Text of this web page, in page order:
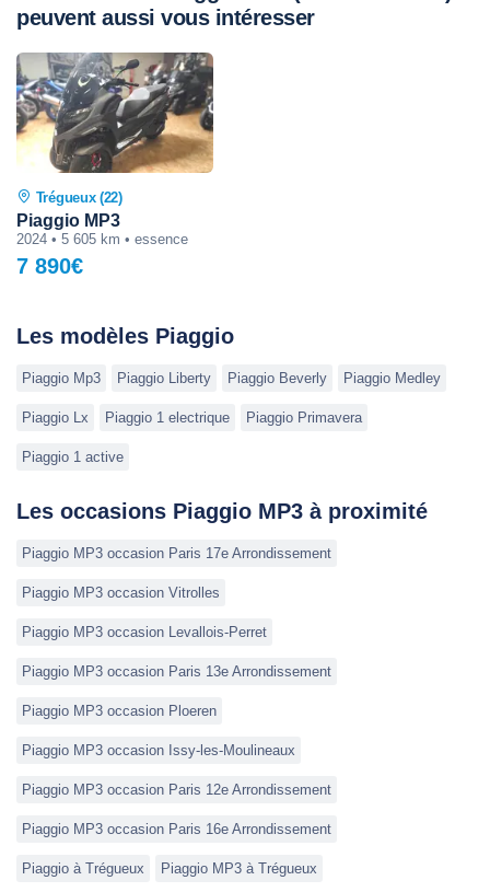
peuvent aussi vous intéresser
Trégueux (22)
Piaggio MP3
2024 • 5 605 km • essence
7 890€
Les modèles Piaggio
Piaggio Mp3 Piaggio Liberty Piaggio Beverly Piaggio Medley
Piaggio Lx Piaggio 1 electrique Piaggio Primavera
Piaggio 1 active
Les occasions Piaggio MP3 à proximité
Piaggio MP3 occasion Paris 17e Arrondissement
Piaggio MP3 occasion Vitrolles
Piaggio MP3 occasion Levallois-Perret
Piaggio MP3 occasion Paris 13e Arrondissement
Piaggio MP3 occasion Ploeren
Piaggio MP3 occasion Issy-les-Moulineaux
Piaggio MP3 occasion Paris 12e Arrondissement
Piaggio MP3 occasion Paris 16e Arrondissement
Piaggio à Trégueux Piaggio MP3 à Trégueux